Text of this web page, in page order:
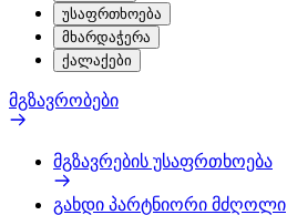
უსაფრთხოება
მხარდაჭერა
ქალაქები
მგზავრობები
მგზავრების უსაფრთხოება
გახდი პარტნიორი მძღოლი